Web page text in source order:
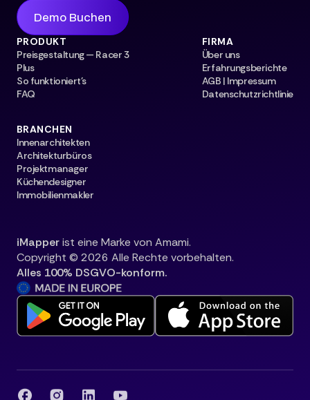
Demo Buchen
PRODUKT
Preisgestaltung — Racer 3
Plus
So funktioniert's
FAQ
FIRMA
Über uns
Erfahrungsberichte
AGB | Impressum
Datenschutzrichtlinie
BRANCHEN
Innenarchitekten
Architekturbüros
Projektmanager
Küchendesigner
Immobilienmakler
iMapperist eine Marke von Amami.
Copyright © 2026 Alle Rechte vorbehalten.
Alles 100% DSGVO-konform.